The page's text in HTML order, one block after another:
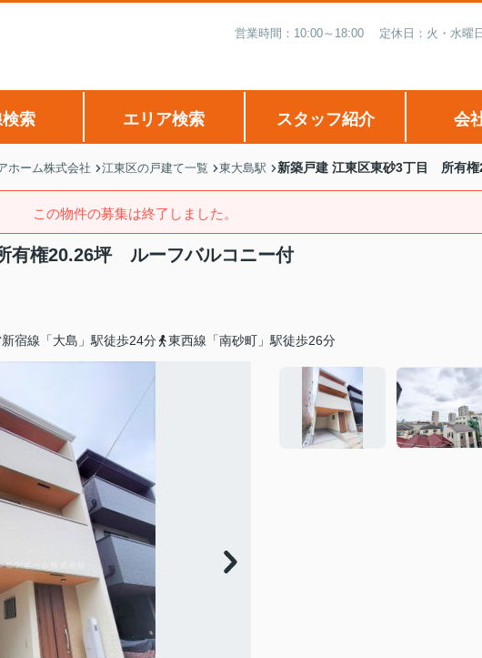
営業時間：10:00～18:00 定休日：火・水曜
索 エリア検索 スタッフ紹介 会
ホーム株式会社 江東区の戸建て一覧 東大島駅 新築戸建 江東区東砂3丁目 所有
この物件の募集は終了しました。
有権20.26坪 ルーフバルコニー付
宿線「大島」駅徒歩24分 東西線「南砂町」駅徒歩26分